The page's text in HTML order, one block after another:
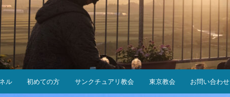
ル 初めての方 サンクチュアリ教会 東京教会 お問い合わせ